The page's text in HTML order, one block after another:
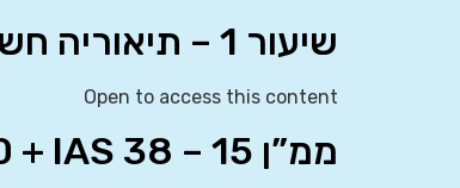
שיעור 1 – תיאוריה חשבונאית
Open to access this content
ממ”ן 15 – IAS 10 + IAS 38